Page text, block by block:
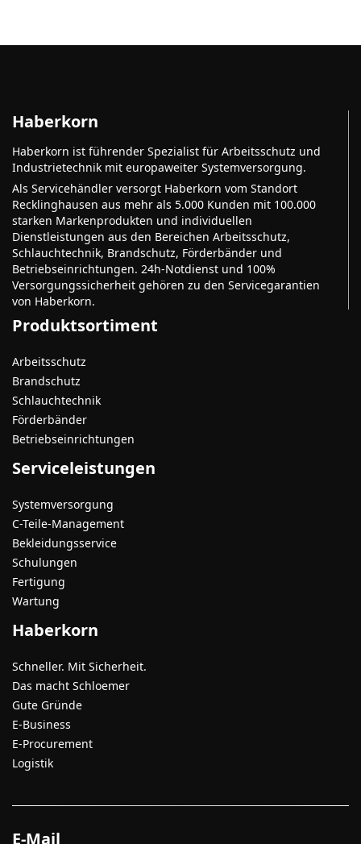
Haberkorn
Haberkorn ist führender Spezialist für Arbeitsschutz und
Industrietechnik mit europaweiter Systemversorgung.
Als Servicehändler versorgt Haberkorn vom Standort
Recklinghausen aus mehr als 5.000 Kunden mit 100.000
starken Markenprodukten und individuellen
Dienstleistungen aus den Bereichen Arbeitsschutz,
Schlauchtechnik, Brandschutz, Förderbänder und
Betriebseinrichtungen. 24h-Notdienst und 100%
Versorgungssicherheit gehören zu den Servicegarantien
von Haberkorn.
Produktsortiment
Arbeitsschutz
Brandschutz
Schlauchtechnik
Förderbänder
Betriebseinrichtungen
Serviceleistungen
Systemversorgung
C-Teile-Management
Bekleidungsservice
Schulungen
Fertigung
Wartung
Haberkorn
Schneller. Mit Sicherheit.
Das macht Schloemer
Gute Gründe
E-Business
E-Procurement
Logistik
E-Mail